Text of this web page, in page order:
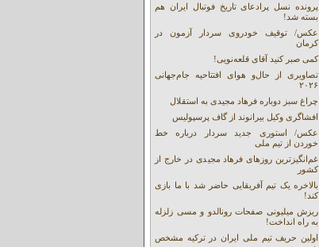
پرونده نسل پرادعای تاریخ فوتبال ایران هم
بسته شد!
عکس/ توقیف خودروی سردار آزمون در
کرمان
کمی صبر کنید آقای قلعه‌نویی!
تصاویری از حال‌و هوای افتتاحیه جام‌جهانی
۲۰۲۶
چراغ سبز دوباره فرهاد مجیدی به استقلال
افشاگری وکیل بیرانوند از گاف‌ پرسپولیس
عکس/ استوری جدید سردار درباره خط
خوردن از تیم ملی
غم‌انگیزترین روزهای فرهاد مجیدی در خارج از
کشور
بالاخره یک تیم آفریقایی حاضر شد با ما بازی
کند!
ریزش میلیونی صفحات رونالدو و مسی زلزله
به راه انداخت!
اولین حریف تیم ملی ایران در ترکیه مشخص